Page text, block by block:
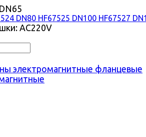
DN80 HF67525 DN100 HF67527
AC220V
электромагнитные фланцевые